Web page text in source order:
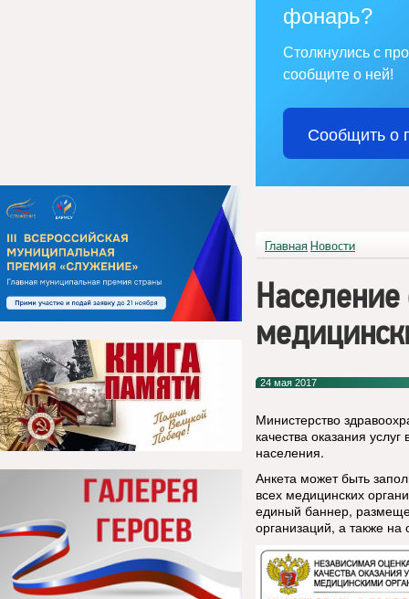
фонарь?
Столкнулись с
сообщите о ней!
Сообщить о
Главная Новости
Население
24 мая 2017
Министерство
качества оказания
населения.
Анкета может быть
всех медицинских
единый баннер,
организаций, а также